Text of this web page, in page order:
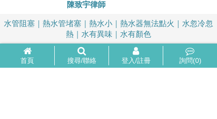
首頁 搜尋/聯絡 登入/註冊 詢問(0)
陳致宇律師
水管阻塞｜熱水管堵塞｜熱水小｜熱水器無法點火｜水忽冷忽
熱｜水有異味｜水有顏色